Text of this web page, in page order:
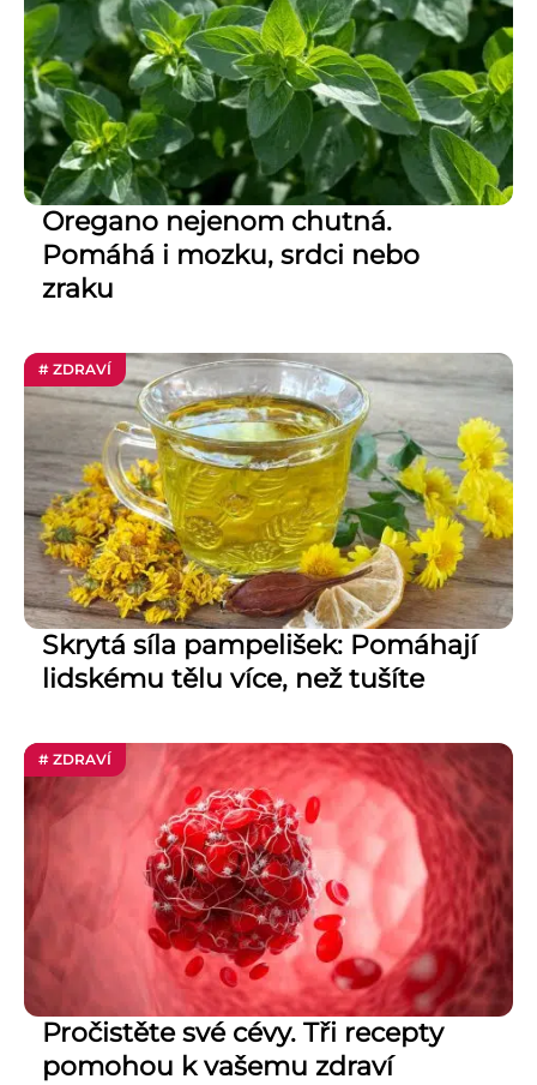
Oregano nejenom chutná.
Pomáhá i mozku, srdci nebo
zraku
# ZDRAVÍ
Skrytá síla pampelišek: Pomáhají
lidskému tělu více, než tušíte
# ZDRAVÍ
Pročistěte své cévy. Tři recepty
pomohou k vašemu zdraví